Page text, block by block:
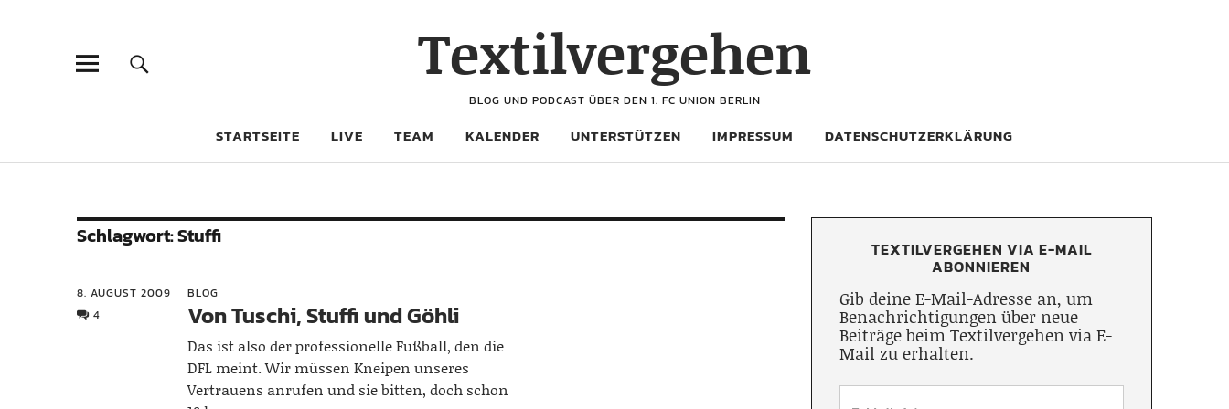
Textilvergehen
BLOG UND PODCAST ÜBER DEN 1. FC UNION BERLIN
STARTSEITE LIVE TEAM KALENDER UNTERSTÜTZEN IMPRESSUM DATENSCHUTZERKLÄRUNG
Schlagwort:Stuffi
8. AUGUST 2009
4
BLOG
Von Tuschi, Stuffi und Göhli
Das ist also der professionelle Fußball, den die
DFL meint. Wir müssen Kneipen unseres
Vertrauens anrufen und sie bitten, doch schon
TEXTILVERGEHEN VIA E-MAIL
ABONNIEREN
Gib deine E-Mail-Adresse an, um
Benachrichtigungen über neue
Beiträge beim Textilvergehen via E-
Mail zu erhalten.